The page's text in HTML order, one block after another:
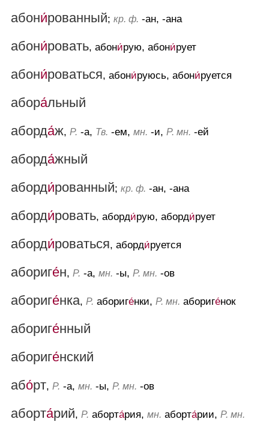
абони́рованный; кр. ф. -ан, -ана
абони́ровать, абони́рую, абони́рует
абони́роваться, абони́руюсь, абони́руется
абора́льный
аборда́ж, Р. -а, Тв. -ем, мн. -и, Р. мн. -ей
аборда́жный
аборди́рованный; кр. ф. -ан, -ана
аборди́ровать, аборди́рую, аборди́рует
аборди́роваться, аборди́руется
абориге́н, Р. -а, мн. -ы, Р. мн. -ов
абориге́нка, Р. абориге́нки, Р. мн. абориге́нок
абориге́нный
абориге́нский
або́рт, Р. -а, мн. -ы, Р. мн. -ов
аборта́рий, Р. аборта́рия, мн. аборта́рии, Р. мн.